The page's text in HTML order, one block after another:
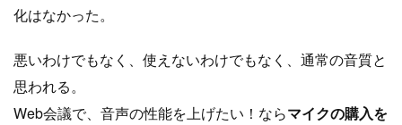
化はなかった。
悪いわけでもなく、使えないわけでもなく、通常の音質と
思われる。
Web会議で、音声の性能を上げたい！ならマイクの購入を